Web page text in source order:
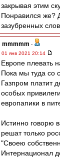
закрывая этим
Понравился же?
зазубренных
mmmmm -
01 янв 2021 20:14
Европе плевать
Пока мы туда со
Газпром платит
особых
европапики в
Истинно говорю
решат только
"Своею
Интернационал